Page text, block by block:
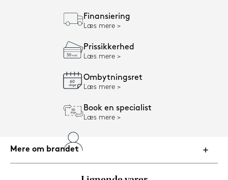
Finansiering
Læs mere
Prissikkerhed
Læs mere
Ombytningsret
Læs mere
Book en specialist
Læs mere
Mere om brandet